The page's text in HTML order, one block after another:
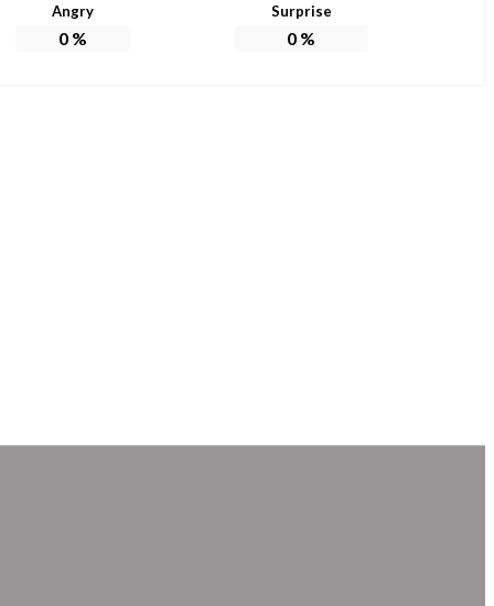
Angry
0%
Surprise
0 %